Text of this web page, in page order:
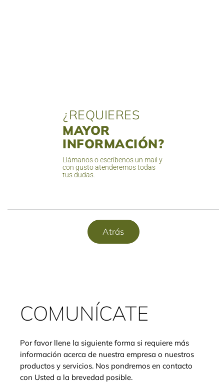
¿REQUIERES
MAYOR
INFORMACIÓN?
Llámanos o escríbenos un mail y
con gusto atenderemos todas
tus dudas.
Atrás
COMUNÍCATE
Por favor llene la siguiente forma si requiere más
información acerca de nuestra empresa o nuestros
productos y servicios. Nos pondremos en contacto
con Usted a la brevedad posible.